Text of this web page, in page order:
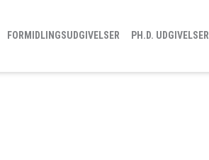
FORMIDLINGSUDGIVELSER PH.D. UDGIVELSER